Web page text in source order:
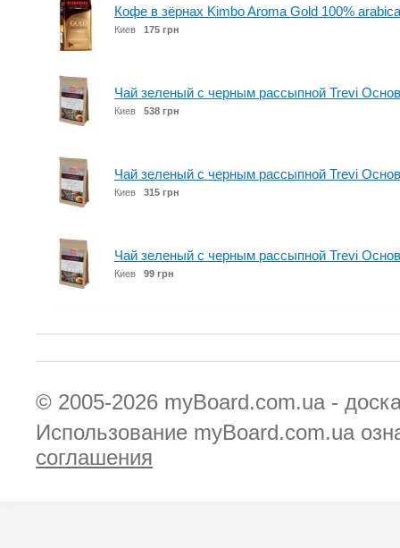
Кофе в зёрнах Kimbo Aroma Gold 100%
Киев 175 грн
Чай зеленый с черным рассыпной Trevi
Киев 538 грн
Чай зеленый с черным рассыпной Trevi
Киев 315 грн
Чай зеленый с черным рассыпной Trevi
Киев 99 грн
© 2005-2026 myBoard.com.ua -
Использование myBoard.com.ua
соглашения